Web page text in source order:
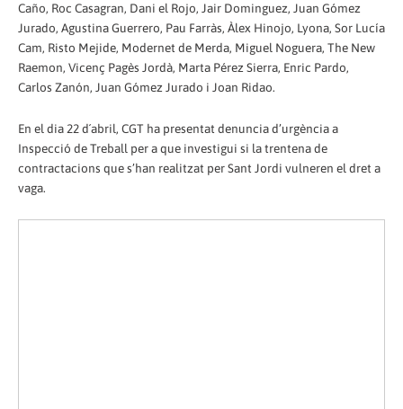
Caño, Roc Casagran, Dani el Rojo, Jair Dominguez, Juan Gómez
Jurado, Agustina Guerrero, Pau Farràs, Àlex Hinojo, Lyona, Sor Lucía
Cam, Risto Mejide, Modernet de Merda, Miguel Noguera, The New
Raemon, Vicenç Pagès Jordà, Marta Pérez Sierra, Enric Pardo,
Carlos Zanón, Juan Gómez Jurado i Joan Ridao.
En el dia 22 d´abril, CGT ha presentat denuncia d’urgència a
Inspecció de Treball per a que investigui si la trentena de
contractacions que s’han realitzat per Sant Jordi vulneren el dret a
vaga.